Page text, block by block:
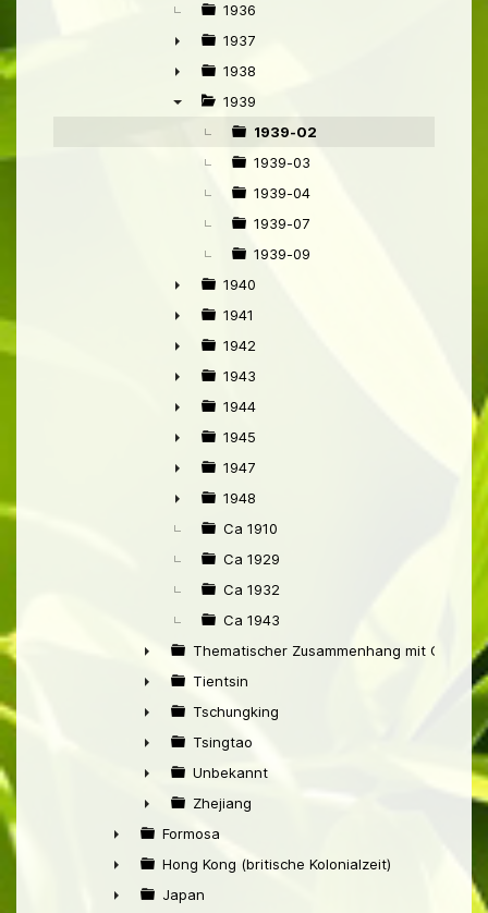
►
1936
►
1937
►
1938
1939
1939-02
1939-03
1939-04
1939-07
1939-09
►
1940
►
1941
►
1942
►
1943
►
1944
►
1945
►
1947
►
1948
Ca 1910
Ca 1929
Ca 1932
Ca 1943
►
Thematischer Zusammenhang mit China
►
Tientsin
►
Tschungking
►
Tsingtao
►
Unbekannt
►
Zhejiang
►
Formosa
►
Hong Kong (britische Kolonialzeit)
Japan